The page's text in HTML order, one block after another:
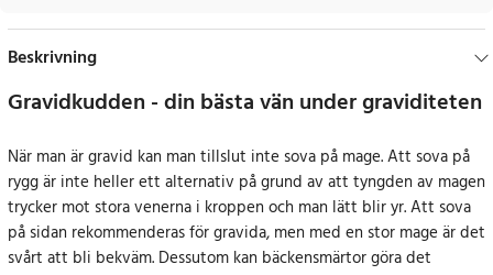
Beskrivning
Gravidkudden - din bästa vän under graviditeten
När man är gravid kan man tillslut inte sova på mage. Att sova på
rygg är inte heller ett alternativ på grund av att tyngden av magen
trycker mot stora venerna i kroppen och man lätt blir yr. Att sova
på sidan rekommenderas för gravida, men med en stor mage är det
svårt att bli bekväm. Dessutom kan bäckensmärtor göra det